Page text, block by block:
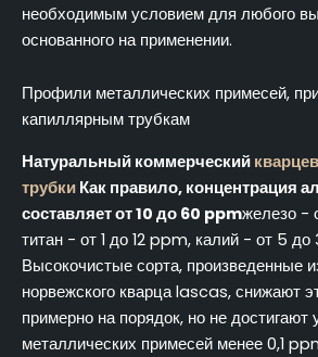
необходимым условием для любого
основанного на применении.
Профили металлических примесей,
капиллярным трубкам
Натуральный коммерческий
трубки Как правило, концентрация
составляет от 10 до 60 ppmжелезо -
титан - от 1 до 12 ppm, калий - от 5
Высокочистые сорта, произведенные
норвежского кварца lascas, снижают
примерно на порядок, но не достигают
металлических примесей менее 0,1